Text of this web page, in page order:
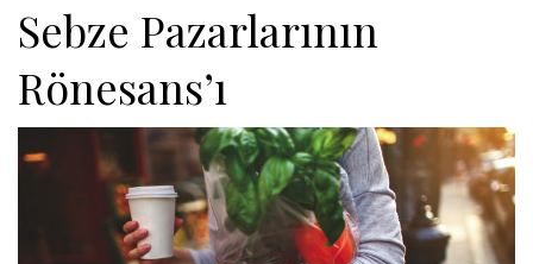
Sebze Pazarlarının
Rönesans’ı